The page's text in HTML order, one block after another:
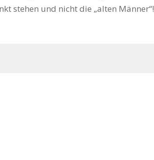
stehen und nicht die „alten Männer“!